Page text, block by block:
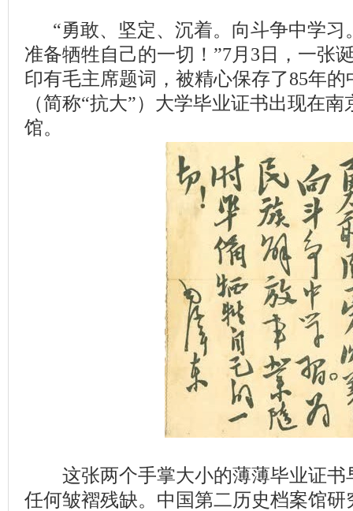
“勇敢、坚定、沉着。向斗争中学习
准备牺牲自己的一切！”7月3日，一张
印有毛主席题词，被精心保存了85年
（简称“抗大”）大学毕业证书出现在
馆。
这张两个手掌大小的薄薄毕业证书
任何皱褶残缺。中国第二历史档案馆